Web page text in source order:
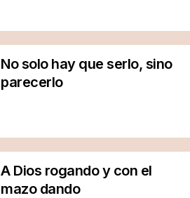
No solo hay que serlo, sino
parecerlo
A Dios rogando y con el
mazo dando